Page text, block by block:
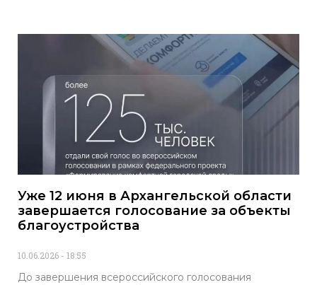
Уже 12 июня в Архангельской области
завершается голосование за объекты
благоустройства
10.06.2026 18:55
До завершения всероссийского голосования